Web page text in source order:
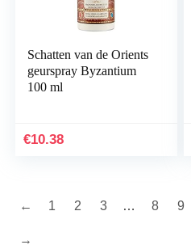
Schatten van de Orients
geurspray Byzantium
100 ml
€10.38
← 1 2 3 … 8 9
→